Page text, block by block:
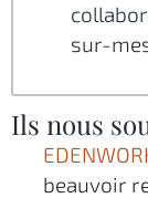
sur-
Ils nous
beauvoir